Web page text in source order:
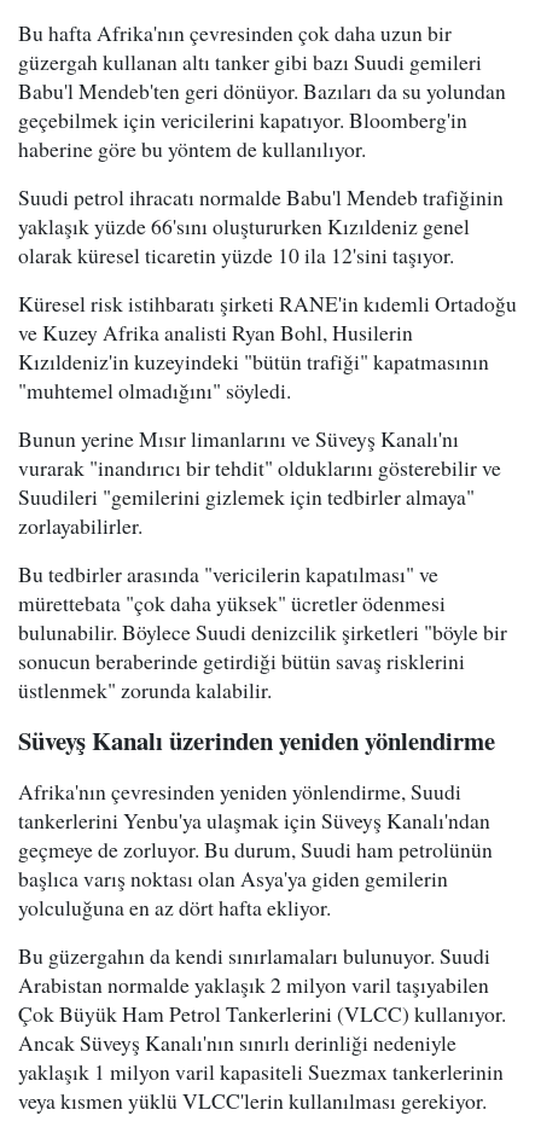
Bu hafta Afrika'nın çevresinden çok daha uzun bir
güzergah kullanan altı tanker gibi bazı Suudi gemileri
Babu'l Mendeb'ten geri dönüyor. Bazıları da su yolundan
geçebilmek için vericilerini kapatıyor. Bloomberg'in
haberine göre bu yöntem de kullanılıyor.
Suudi petrol ihracatı normalde Babu'l Mendeb trafiğinin
yaklaşık yüzde 66'sını oluştururken Kızıldeniz genel
olarak küresel ticaretin yüzde 10 ila 12'sini taşıyor.
Küresel risk istihbaratı şirketi RANE'in kıdemli Ortadoğu
ve Kuzey Afrika analisti Ryan Bohl, Husilerin
Kızıldeniz'in kuzeyindeki "bütün trafiği" kapatmasının
"muhtemel olmadığını" söyledi.
Bunun yerine Mısır limanlarını ve Süveyş Kanalı'nı
vurarak "inandırıcı bir tehdit" olduklarını gösterebilir ve
Suudileri "gemilerini gizlemek için tedbirler almaya"
zorlayabilirler.
Bu tedbirler arasında "vericilerin kapatılması" ve
mürettebata "çok daha yüksek" ücretler ödenmesi
bulunabilir. Böylece Suudi denizcilik şirketleri "böyle bir
sonucun beraberinde getirdiği bütün savaş risklerini
üstlenmek" zorunda kalabilir.
Süveyş Kanalı üzerinden yeniden yönlendirme
Afrika'nın çevresinden yeniden yönlendirme, Suudi
tankerlerini Yenbu'ya ulaşmak için Süveyş Kanalı'ndan
geçmeye de zorluyor. Bu durum, Suudi ham petrolünün
başlıca varış noktası olan Asya'ya giden gemilerin
yolculuğuna en az dört hafta ekliyor.
Bu güzergahın da kendi sınırlamaları bulunuyor. Suudi
Arabistan normalde yaklaşık 2 milyon varil taşıyabilen
Çok Büyük Ham Petrol Tankerlerini (VLCC) kullanıyor.
Ancak Süveyş Kanalı'nın sınırlı derinliği nedeniyle
yaklaşık 1 milyon varil kapasiteli Suezmax tankerlerinin
veya kısmen yüklü VLCC'lerin kullanılması gerekiyor.